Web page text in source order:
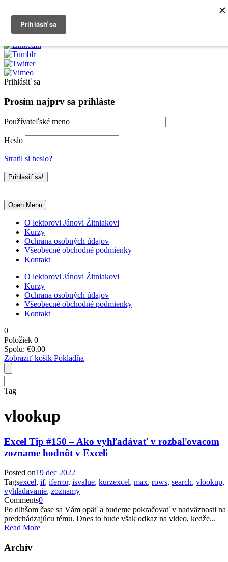
Prihlásiť sa
Prosím najprv sa prihláste
Používateľské meno
Heslo
Stratil si heslo?
Open Menu
O lektorovi Jánovi Žitniakovi
Kurzy
Ochrana osobných údajov
Všeobecné obchodné podmienky
Kontakt
O lektorovi Jánovi Žitniakovi
Kurzy
Ochrana osobných údajov
Všeobecné obchodné podmienky
Kontakt
0
Položiek 0
Spolu: €0.00
Zobraziť košík Pokladňa
Tag
vlookup
Excel Tip #150 – Ako vyhľadávať v rozbaľovacom
zozname hodnôt v Exceli
Posted on19 dec 2022
Tagsexcel, if, iferror, isvalue, kurzexcel, max, rows, search, vlookup,
vyhladavanie, zoznamy
Comments0
Po dlhšom čase sa Vám opäť a budeme pokračovať v nadväznosti na
predchádzajúcu tému. Dnes to bude však odkaz na video, kedže...
Read More
Archív